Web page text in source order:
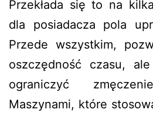
Przekłada się to na
dla posiadacza pola
Przede wszystkim,
oszczędność czasu,
ograniczyć
Maszynami, które